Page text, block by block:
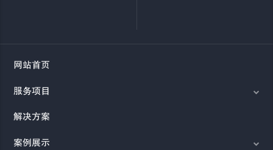
网站首页
服务项目
解决方案
案例展示